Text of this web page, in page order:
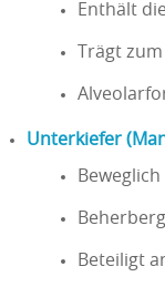
Enthält
Trägt
Unterkiefer
Beteiligt